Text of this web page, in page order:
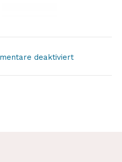
deaktiviertfür